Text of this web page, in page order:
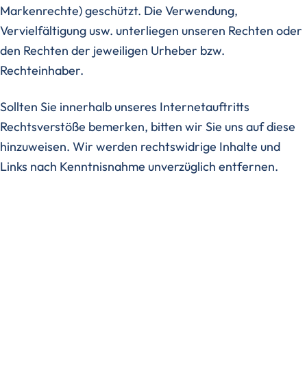
Markenrechte) geschützt. Die Verwendung,
Vervielfältigung usw. unterliegen unseren Rechten oder
den Rechten der jeweiligen Urheber bzw.
Rechteinhaber.
Sollten Sie innerhalb unseres Internetauftritts
Rechtsverstöße bemerken, bitten wir Sie uns auf diese
hinzuweisen. Wir werden rechtswidrige Inhalte und
Links nach Kenntnisnahme unverzüglich entfernen.